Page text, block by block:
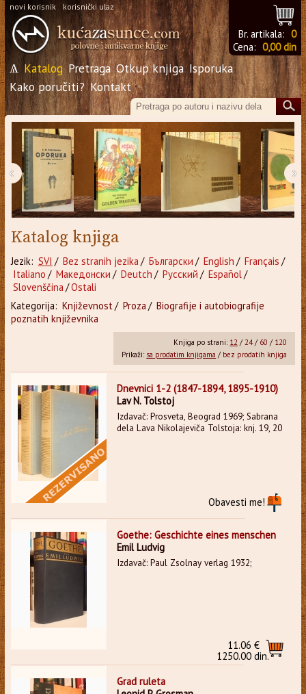
novi korisnik korisnički ulaz
Br. artikala: 0
Cena: 0,00 din
Ѧ Katalog Pretraga Otkup knjiga Isporuka
Kako poručiti? Kontakt
‹ ›
Katalog knjiga
Jezik: SVI / Bez stranih jezika / Български / English / Français /
Italiano / Македонски / Deutch / Русский / Español/
Slovenščina /Ostali
Kategorija: Književnost/ Proza/ Biografije i autobiografije
poznatih književnika
Knjiga po strani: 12 /24/ 60 / 120
Prikaži: sa prodatim knjigama / bez prodatih knjiga
Dnevnici 1-2 (1847-1894, 1895-1910)
Lav N. Tolstoj
Izdavač: Prosveta, Beograd 1969; Sabrana
dela Lava Nikolajeviča Tolstoja: knj. 19, 20
Obavesti me!
Goethe: Geschichte eines menschen
Emil Ludvig
Izdavač: Paul Zsolnay verlag 1932;
11.06 €
1250.00 din.
Grad ruleta